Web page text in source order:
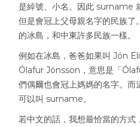
是綽號、小名。因此 surname
但是會冠上父母親名字的民族了
的冰島，和中東許多民族一樣。
例如在冰島，爸爸如果叫 Jón
Ólafur Jónsson，意思是「
們偶爾也會冠上媽媽的名字。
可以叫 surname。
若中文的話，我想最恰當的方式